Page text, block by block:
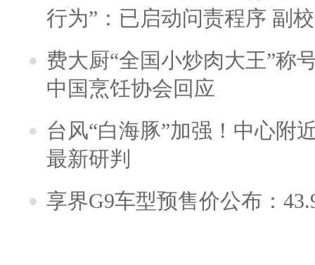
行为”：已启动问责程序 副
费大厨“全国小炒肉大王”称
中国烹饪协会回应
台风“白海豚”加强！中心附
最新研判
享界G9车型预售价公布：